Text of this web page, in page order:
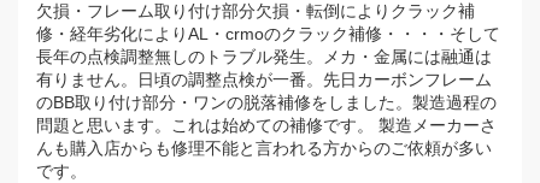
欠損・フレーム取り付け部分欠損・転倒によりクラック補
修・経年劣化によりAL・crmoのクラック補修・・・・そして
長年の点検調整無しのトラブル発生。メカ・金属には融通は
有りません。日頃の調整点検が一番。先日カーボンフレーム
のBB取り付け部分・ワンの脱落補修をしました。製造過程の
問題と思います。これは始めての補修です。 製造メーカーさ
んも購入店からも修理不能と言われる方からのご依頼が多い
です。